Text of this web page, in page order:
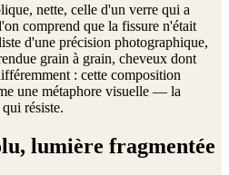
nette, celle d'un verre qui a
comprend que la fissure n'était
d'une précision photographique,
grain à grain, cheveux dont
: cette composition
une métaphore visuelle — la
résiste.
lumière fragmentée